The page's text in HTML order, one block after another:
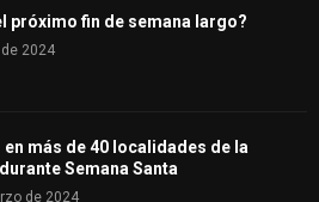
próximo fin de semana largo?
2024
en más de 40 localidades de la
Semana Santa
de 2024